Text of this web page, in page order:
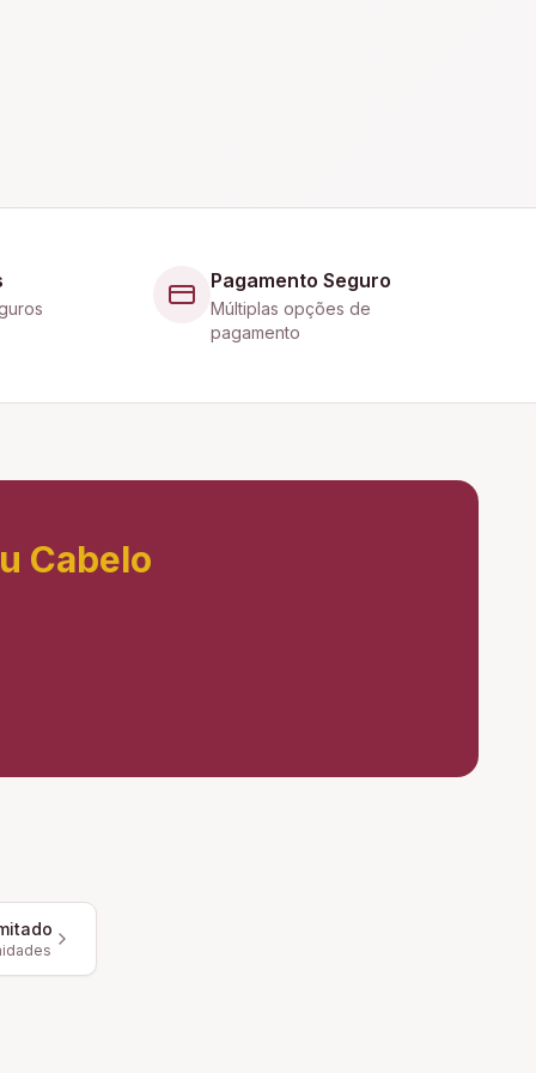
Pagamento Seguro
Múltiplas opções de
pagamento
Cabelo